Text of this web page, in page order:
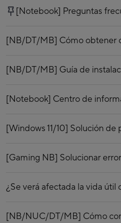
[Notebook] Preguntas
[NB/DT/MB] Cómo obtener
[NB/DT/MB] Guía de
[Notebook] Centro de
[Windows 11/10] Solución
[Gaming NB] Solucionar
¿Se verá afectada la vida
[NB/NUC/DT/MB] Cómo